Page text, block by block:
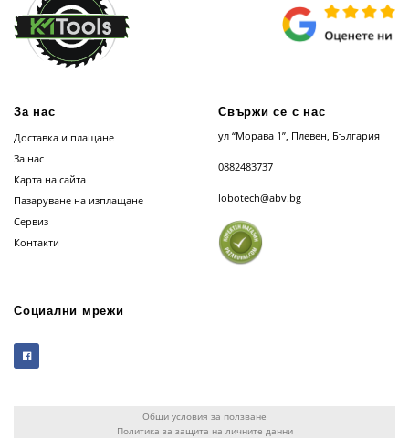
За нас
Доставка и плащане
За нас
Карта на сайта
Пазаруване на изплащане
Сервиз
Контакти
Свържи се с нас
ул “Морава 1”, Плевен, България
0882483737
lobotech@abv.bg
Социални мрежи
Общи условия за ползване
Политика за защита на личните данни